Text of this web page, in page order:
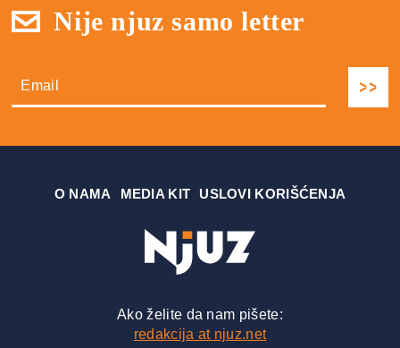
Nije njuz samo letter
О NAMA MEDIA KIT USLOVI KORIŠĆENJA
Ako želite da nam pišete:
redakcija at njuz.net